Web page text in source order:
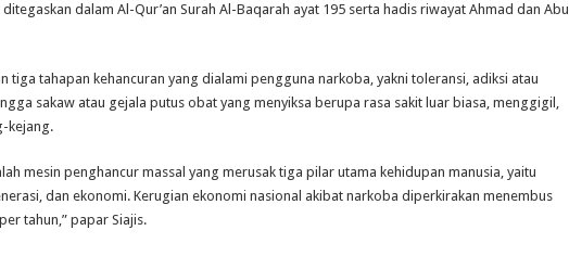
dalam Al-Qur’an Surah Al-Baqarah ayat 195 serta hadis riwayat Ahmad dan Abu
tiga tahapan kehancuran yang dialami pengguna narkoba, yakni toleransi, adiksi atau
sakaw atau gejala putus obat yang menyiksa berupa rasa sakit luar biasa, menggigil,
kejang.
mesin penghancur massal yang merusak tiga pilar utama kehidupan manusia, yaitu
dan ekonomi. Kerugian ekonomi nasional akibat narkoba diperkirakan menembus
tahun,” papar Siajis.